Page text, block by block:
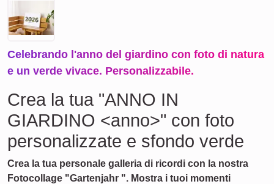
Celebrando l'anno del giardino con foto di natura
e un verde vivace. Personalizzabile.
Crea la tua "ANNO IN
GIARDINO <anno>" con foto
personalizzate e sfondo verde
Crea la tua personale galleria di ricordi con la nostra
Fotocollage "Gartenjahr ". Mostra i tuoi momenti